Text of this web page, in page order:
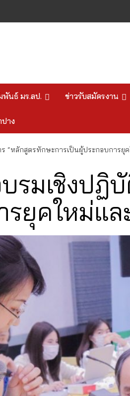
พันธ์ มร.ลป. ข่าวรับสมัครงาน
าง
“หลักสูตรทักษะการเป็นผู้ประกอบการยุ
รมเชิงปฏิ
ยุคใหม่แ